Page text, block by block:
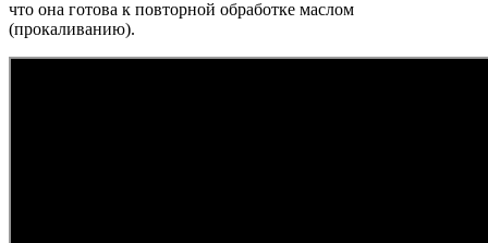
что она готова к повторной обработке маслом
(прокаливанию).